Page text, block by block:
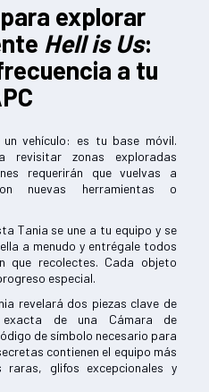
explorar
Hell is Us:
a tu
vehículo: es tu base móvil.
revisitar zonas exploradas
requerirán que vuelvas a
nuevas herramientas o
Tania se une a tu equipo y se
a menudo y entrégale todos
que recolectes. Cada objeto
especial.
revelará dos piezas clave de
exacta de una Cámara de
de símbolo necesario para
contienen el equipo más
raras, glifos excepcionales y